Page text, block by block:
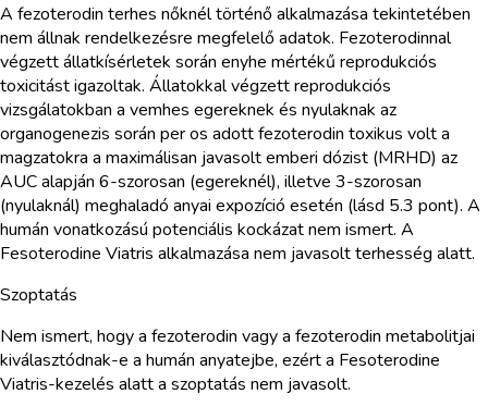
A fezoterodin terhes nőknél történő alkalmazása tekintetében
nem állnak rendelkezésre megfelelő adatok. Fezoterodinnal
végzett állatkísérletek során enyhe mértékű reprodukciós
toxicitást igazoltak. Állatokkal végzett reprodukciós
vizsgálatokban a vemhes egereknek és nyulaknak az
organogenezis során per os adott fezoterodin toxikus volt a
magzatokra a maximálisan javasolt emberi dózist (MRHD) az
AUC alapján 6-szorosan (egereknél), illetve 3-szorosan
(nyulaknál) meghaladó anyai expozíció esetén (lásd 5.3 pont). A
humán vonatkozású potenciális kockázat nem ismert. A
Fesoterodine Viatris alkalmazása nem javasolt terhesség alatt.
Szoptatás
Nem ismert, hogy a fezoterodin vagy a fezoterodin metabolitjai
kiválasztódnak-e a humán anyatejbe, ezért a Fesoterodine
Viatris-kezelés alatt a szoptatás nem javasolt.